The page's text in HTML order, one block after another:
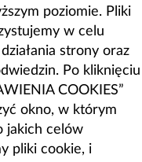
poziomie. Pliki
w celu
strony oraz
Po
COOKIES”
okno, w którym
jakich celów
pliki cookie, i